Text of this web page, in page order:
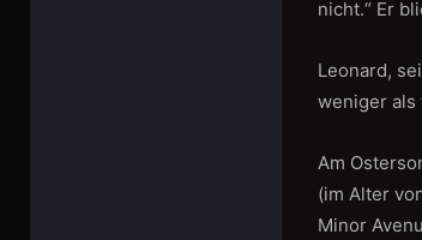
nicht.“ Er
Leonard,
weniger als
Am
(im Alter
Minor